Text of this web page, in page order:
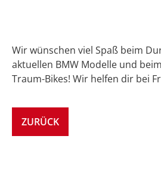
Wir wünschen viel Spaß beim
aktuellen BMW Modelle und
Traum-Bikes! Wir helfen dir bei
ZURÜCK